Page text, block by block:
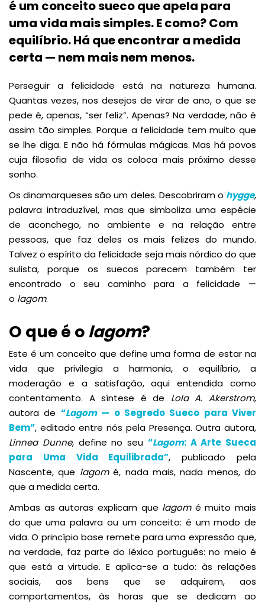
é um conceito sueco que apela para
uma vida mais simples. E como? Com
equilíbrio. Há que encontrar a medida
certa — nem mais nem menos.
Perseguir a felicidade está na natureza humana.
Quantas vezes, nos desejos de virar de ano, o que se
pede é, apenas, “ser feliz”. Apenas? Na verdade, não é
assim tão simples. Porque a felicidade tem muito que
se lhe diga. E não há fórmulas mágicas. Mas há povos
cuja filosofia de vida os coloca mais próximo desse
sonho.
Os dinamarqueses são um deles. Descobriram o hygge,
palavra intraduzível, mas que simboliza uma espécie
de aconchego, no ambiente e na relação entre
pessoas, que faz deles os mais felizes do mundo.
Talvez o espírito da felicidade seja mais nórdico do que
sulista, porque os suecos parecem também ter
encontrado o seu caminho para a felicidade —
o lagom.
O que é olagom?
Este é um conceito que define uma forma de estar na
vida que privilegia a harmonia, o equilíbrio, a
moderação e a satisfação, aqui entendida como
contentamento. A síntese é de Lola A. Akerstrom,
autora de “Lagom— o Segredo Sueco para Viver
Bem”, editado entre nós pela Presença. Outra autora,
Linnea Dunne, define no seu “Lagom: A Arte Sueca
para Uma Vida Equilibrada”, publicado pela
Nascente, que lagomé, nada mais, nada menos, do
que a medida certa.
Ambas as autoras explicam que lagomé muito mais
do que uma palavra ou um conceito: é um modo de
vida. O princípio base remete para uma expressão que,
na verdade, faz parte do léxico português: no meio é
que está a virtude. E aplica-se a tudo: às relações
sociais, aos bens que se adquirem, aos
comportamentos, às horas que se dedicam ao